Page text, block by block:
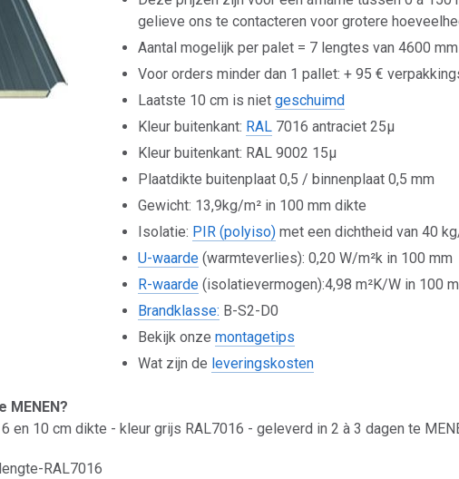
gelieve ons te contacteren voor grotere
Aantal mogelijk per palet = 7 lengtes van 4600 mm
Voor orders minder dan 1 pallet: + 95 €
Laatste 10 cm is niet geschuimd
Kleur buitenkant: RAL 7016 antraciet 25µ
Kleur buitenkant: RAL 9002 15µ
Plaatdikte buitenplaat 0,5 / binnenplaat 0,5 mm
Gewicht: 13,9kg/m² in 100 mm dikte
Isolatie: PIR (polyiso) met een dichtheid van 40
U-waarde (warmteverlies): 0,20 W/m²k in 100 mm
R-waarde (isolatievermogen):4,98 m²K/W in 100
Brandklasse: B-S2-D0
Bekijk onze montagetips
Wat zijn de leveringskosten
MENEN?
en 10 cm dikte - kleur grijs RAL7016 - geleverd in 2 à 3 dagen te
RAL7016